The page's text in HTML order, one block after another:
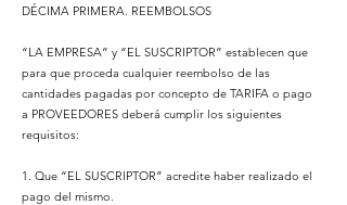
DÉCIMA PRIMERA. REEMBOLSOS
“LA EMPRESA” y “EL SUSCRIPTOR” establecen que
para que proceda cualquier reembolso de las
cantidades pagadas por concepto de TARIFA o pago
a PROVEEDORES deberá cumplir los siguientes
requisitos:
1. Que “EL SUSCRIPTOR” acredite haber realizado el
pago del mismo.